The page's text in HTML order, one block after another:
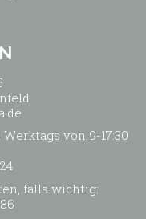
von 9-17:30
falls wichtig: